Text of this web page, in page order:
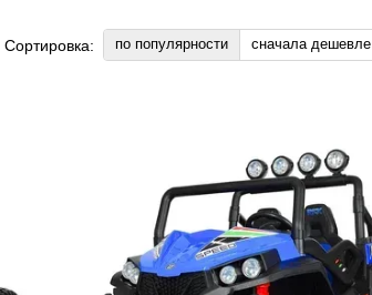
Сортировка: по популярности сначала дешевле